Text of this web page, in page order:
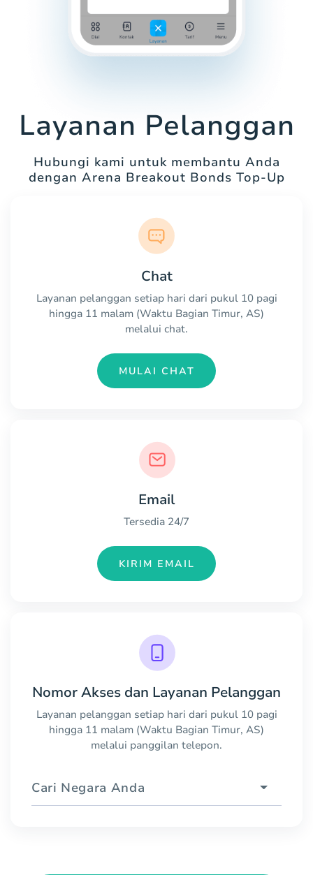
Layanan Pelanggan
Hubungi kami untuk membantu Anda
dengan Arena Breakout Bonds Top-Up
Chat
Layanan pelanggan setiap hari dari pukul 10 pagi
hingga 11 malam (Waktu Bagian Timur, AS)
melalui chat.
MULAI CHAT
Email
Tersedia 24/7
KIRIM EMAIL
Nomor Akses dan Layanan Pelanggan
Layanan pelanggan setiap hari dari pukul 10 pagi
hingga 11 malam (Waktu Bagian Timur, AS)
melalui panggilan telepon.
Cari Negara Anda